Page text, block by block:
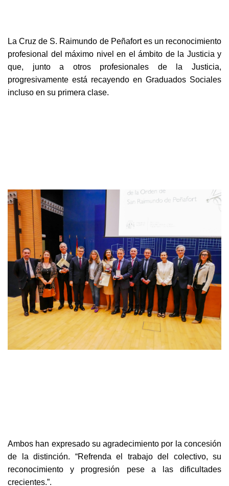
La Cruz de S. Raimundo de Peñafort es un reconocimiento
profesional del máximo nivel en el ámbito de la Justicia y
que, junto a otros profesionales de la Justicia,
progresivamente está recayendo en Graduados Sociales
incluso en su primera clase.
Ambos han expresado su agradecimiento por la concesión
de la distinción. “Refrenda el trabajo del colectivo, su
reconocimiento y progresión pese a las dificultades
crecientes.”.